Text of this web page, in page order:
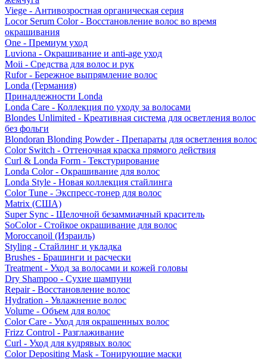
Viege - Антивозростная органическая серия
Locor Serum Color - Восстановление волос во время
окрашивания
One - Премиум уход
Luviona - Окрашивание и anti-age уход
Moii - Средства для волос и рук
Rufor - Бережное выпрямление волос
Londa (Германия)
Принадлежности Londa
Londa Care - Коллекция по уходу за волосами
Blondes Unlimited - Креативная система для осветления волос
без фольги
Blondoran Blonding Powder - Препараты для осветления волос
Color Switch - Оттеночная краска прямого действия
Curl & Londa Form - Текстурирование
Londa Color - Окрашивание для волос
Londa Style - Новая коллекция стайлинга
Color Tune - Экспресс-тонер для волос
Matrix (США)
Super Sync - Щелочной безаммиачный краситель
SoColor - Стойкое окрашивание для волос
Moroccanoil (Израиль)
Styling - Стайлинг и укладка
Brushes - Брашинги и расчески
Treatment - Уход за волосами и кожей головы
Dry Shampoo - Сухие шампуни
Repair - Восстановление волос
Hydration - Увлажнение волос
Volume - Объем для волос
Color Care - Уход для окрашенных волос
Frizz Control - Разглаживание
Curl - Уход для кудрявых волос
Color Depositing Mask - Тонирующие маски